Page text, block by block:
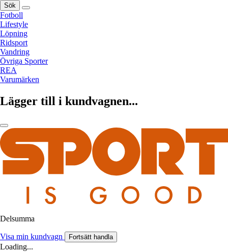
Sök
Fotboll
Lifestyle
Löpning
Ridsport
Vandring
Övriga Sporter
REA
Varumärken
Lägger till i kundvagnen...
Delsumma
Visa min kundvagn Fortsätt handla
Loading...